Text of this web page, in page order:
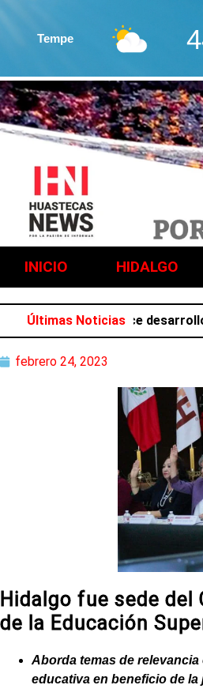
Tempe
INICIO HIDALGO
Últimas Noticias
Salazar favorece desarrollo
febrero 24, 2023
Hidalgo fue sede del
de la Educación
Aborda temas de
educativa en beneficio de la